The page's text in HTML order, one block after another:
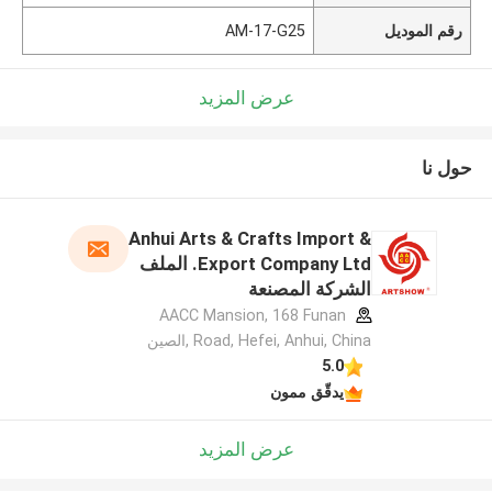
رقم الموديل AM-17-G25
عرض المزيد
حول نا
Anhui Arts & Crafts Import &
Export Company Ltd. الملف
الشركة المصنعة
AACC Mansion, 168 Funan
Road, Hefei, Anhui, China ,الصين
5.0
يدقّق ممون
عرض المزيد